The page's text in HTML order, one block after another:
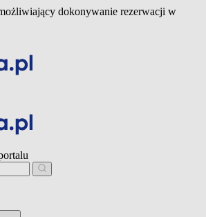
dokonywanie rezerwacji w